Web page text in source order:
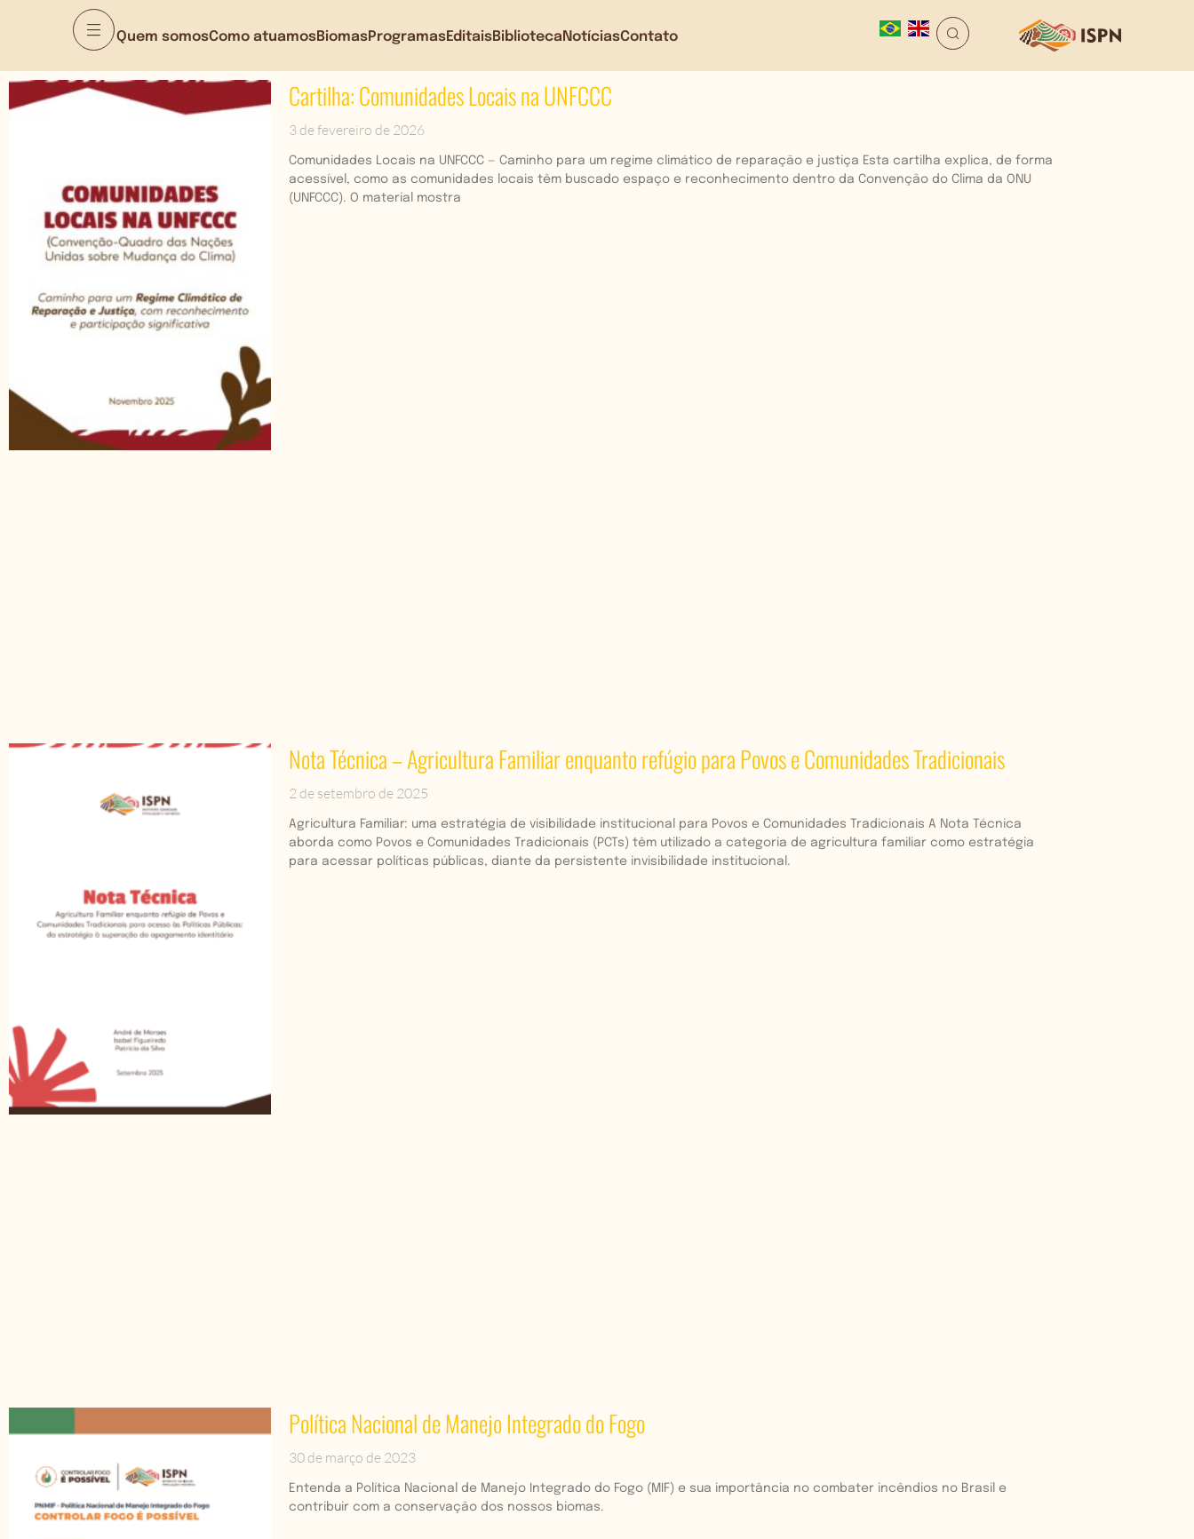
Quem somosComo atuamosBiomasProgramasEditaisBibliotecaNotíciasContato
Cartilha: Comunidades Locais na UNFCCC
3 de fevereiro de 2026
Comunidades Locais na UNFCCC — Caminho para um regime climático de reparação e justiça Esta cartilha explica, de forma
acessível, como as comunidades locais têm buscado espaço e reconhecimento dentro da Convenção do Clima da ONU
(UNFCCC). O material mostra
Nota Técnica – Agricultura Familiar enquanto refúgio para Povos e Comunidades Tradicionais
2 de setembro de 2025
Agricultura Familiar: uma estratégia de visibilidade institucional para Povos e Comunidades Tradicionais A Nota Técnica
aborda como Povos e Comunidades Tradicionais (PCTs) têm utilizado a categoria de agricultura familiar como estratégia
para acessar políticas públicas, diante da persistente invisibilidade institucional.
Política Nacional de Manejo Integrado do Fogo
30 de março de 2023
Entenda a Política Nacional de Manejo Integrado do Fogo (MIF) e sua importância no combater incêndios no Brasil e
contribuir com a conservação dos nossos biomas.